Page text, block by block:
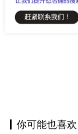
你可能也喜欢